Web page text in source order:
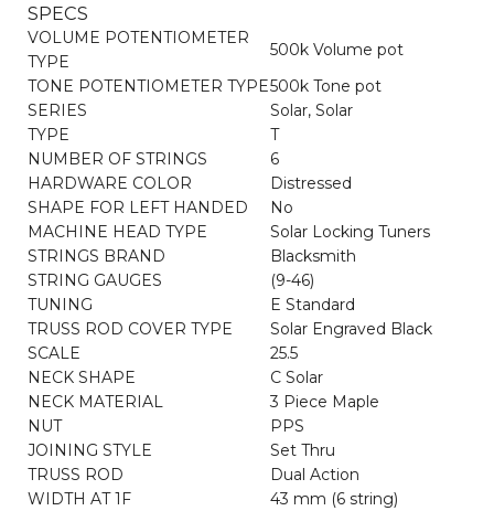
SPECS
VOLUME POTENTIOMETER
TYPE
500k Volume pot
TONE POTENTIOMETER TYPE500k Tone pot
SERIES
Solar, Solar
TYPE
T
NUMBER OF STRINGS
6
HARDWARE COLOR
Distressed
SHAPE FOR LEFT HANDED
No
MACHINE HEAD TYPE
Solar Locking Tuners
STRINGS BRAND
Blacksmith
STRING GAUGES
(9-46)
TUNING
E Standard
TRUSS ROD COVER TYPE
Solar Engraved Black
SCALE
25.5
NECK SHAPE
C Solar
NECK MATERIAL
3 Piece Maple
NUT
PPS
JOINING STYLE
Set Thru
TRUSS ROD
Dual Action
WIDTH AT 1F
43 mm (6 string)